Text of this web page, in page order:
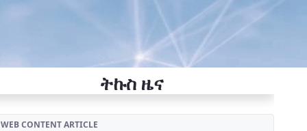
ትኩስ ዜና
WEB CONTENT ARTICLE